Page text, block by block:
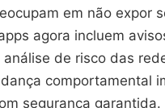
em não expor
agora incluem
de risco das
comportamental
segurança